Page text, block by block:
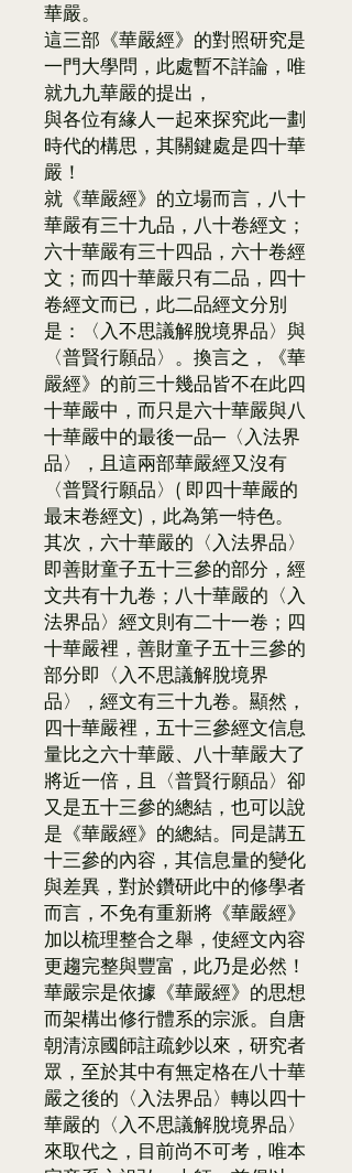
華嚴。
這三部《華嚴經》的對照研究是
一門大學問，此處暫不詳論，唯
就九九華嚴的提出，
與各位有緣人一起來探究此一劃
時代的構思，其關鍵處是四十華
嚴！
就《華嚴經》的立場而言，八十
華嚴有三十九品，八十卷經文；
六十華嚴有三十四品，六十卷經
文；而四十華嚴只有二品，四十
卷經文而已，此二品經文分別
是：〈入不思議解脫境界品〉與
〈普賢行願品〉。換言之，《華
嚴經》的前三十幾品皆不在此四
十華嚴中，而只是六十華嚴與八
十華嚴中的最後一品─〈入法界
品〉，且這兩部華嚴經又沒有
〈普賢行願品〉( 即四十華嚴的
最末卷經文)，此為第一特色。
其次，六十華嚴的〈入法界品〉
即善財童子五十三參的部分，經
文共有十九卷；八十華嚴的〈入
法界品〉經文則有二十一卷；四
十華嚴裡，善財童子五十三參的
部分即〈入不思議解脫境界
品〉，經文有三十九卷。顯然，
四十華嚴裡，五十三參經文信息
量比之六十華嚴、八十華嚴大了
將近一倍，且〈普賢行願品〉卻
又是五十三參的總結，也可以說
是《華嚴經》的總結。同是講五
十三參的內容，其信息量的變化
與差異，對於鑽研此中的修學者
而言，不免有重新將《華嚴經》
加以梳理整合之舉，使經文內容
更趨完整與豐富，此乃是必然！
華嚴宗是依據《華嚴經》的思想
而架構出修行體系的宗派。自唐
朝清涼國師註疏鈔以來，研究者
眾，至於其中有無定格在八十華
嚴之後的〈入法界品〉轉以四十
華嚴的〈入不思議解脫境界品〉
來取代之，目前尚不可考，唯本